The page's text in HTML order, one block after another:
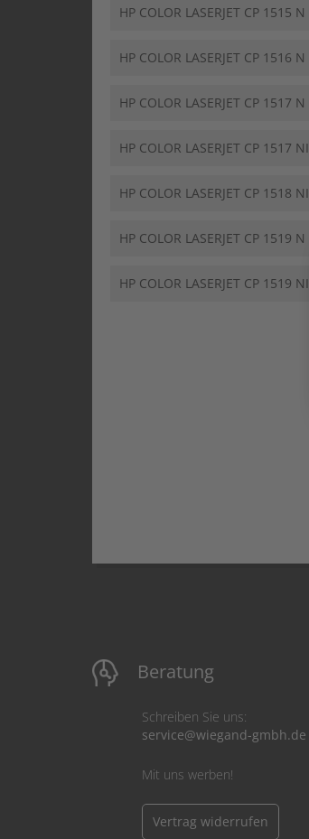
HP COLOR LASERJET CP 1515 N
HP COLOR LASERJET CP 1516 N
HP COLOR LASERJET CP 1517 N
HP COLOR LASERJET CP 1517 NI
HP COLOR LASERJET CP 1518 NI
HP COLOR LASERJET CP 1519 N
HP COLOR LASERJET CP 1519 NI
Beratung
Schreiben Sie uns:
service@wiegand-gmbh.de
Mit uns werben!
Vertrag widerrufen